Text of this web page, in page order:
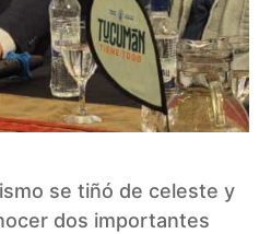
se tiñó de celeste y
dos importantes